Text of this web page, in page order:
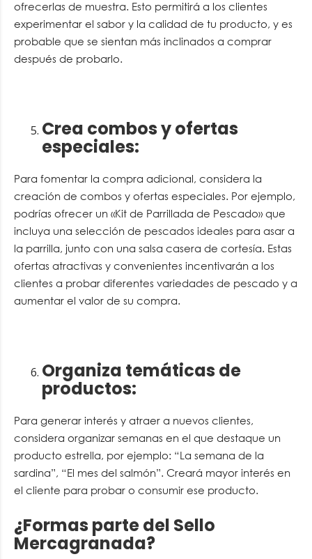
ofrecerlas de muestra. Esto permitirá a los clientes
experimentar el sabor y la calidad de tu producto, y es
probable que se sientan más inclinados a comprar
después de probarlo.
Crea combos y ofertas
especiales:
Para fomentar la compra adicional, considera la
creación de combos y ofertas especiales. Por ejemplo,
podrías ofrecer un «Kit de Parrillada de Pescado» que
incluya una selección de pescados ideales para asar a
la parrilla, junto con una salsa casera de cortesía. Estas
ofertas atractivas y convenientes incentivarán a los
clientes a probar diferentes variedades de pescado y a
aumentar el valor de su compra.
Organiza temáticas de
productos:
Para generar interés y atraer a nuevos clientes,
considera organizar semanas en el que destaque un
producto estrella, por ejemplo: “La semana de la
sardina”, “El mes del salmón”. Creará mayor interés en
el cliente para probar o consumir ese producto.
¿Formas parte del Sello
Mercagranada?